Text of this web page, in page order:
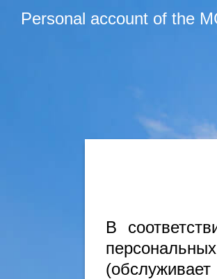
Personal account of the
В